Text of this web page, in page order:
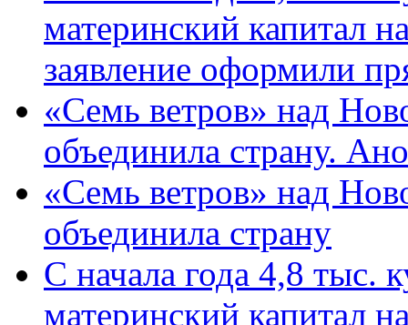
материнский капитал
заявление оформили
«Семь ветров» над
объединила страну.
«Семь ветров» над
объединила страну
С начала года 4,8 тыс.
материнский капитал